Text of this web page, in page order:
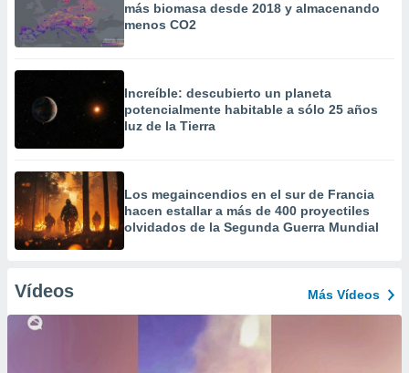
más biomasa desde 2018 y almacenando
menos CO2
Increíble: descubierto un planeta
potencialmente habitable a sólo 25 años
luz de la Tierra
Los megaincendios en el sur de Francia
hacen estallar a más de 400 proyectiles
olvidados de la Segunda Guerra Mundial
Vídeos Más Vídeos